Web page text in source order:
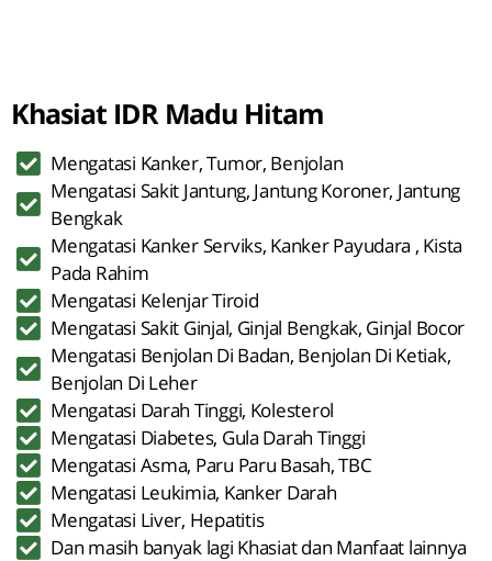
Khasiat IDR Madu Hitam
Mengatasi Kanker, Tumor, Benjolan
Mengatasi Sakit Jantung, Jantung Koroner, Jantung
Bengkak
Mengatasi Kanker Serviks, Kanker Payudara , Kista
Pada Rahim
Mengatasi Kelenjar Tiroid
Mengatasi Sakit Ginjal, Ginjal Bengkak, Ginjal Bocor
Mengatasi Benjolan Di Badan, Benjolan Di Ketiak,
Benjolan Di Leher
Mengatasi Darah Tinggi, Kolesterol
Mengatasi Diabetes, Gula Darah Tinggi
Mengatasi Asma, Paru Paru Basah, TBC
Mengatasi Leukimia, Kanker Darah
Mengatasi Liver, Hepatitis
Dan masih banyak lagi Khasiat dan Manfaat lainnya